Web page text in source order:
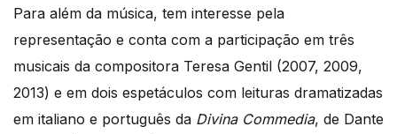
Para além da música, tem interesse pela
representação e conta com a participação em três
musicais da compositora Teresa Gentil (2007, 2009,
2013) e em dois espetáculos com leituras dramatizadas
em italiano e português da Divina Commedia, de Dante